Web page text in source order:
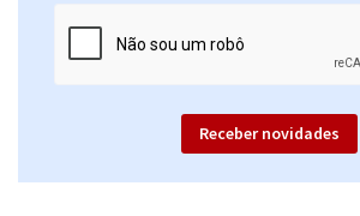
Receber novidades